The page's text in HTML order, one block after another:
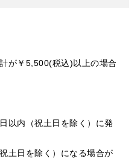
が￥5,500(税込)以上の場合
以内（祝土日を除く）に発
土日を除く）になる場合が